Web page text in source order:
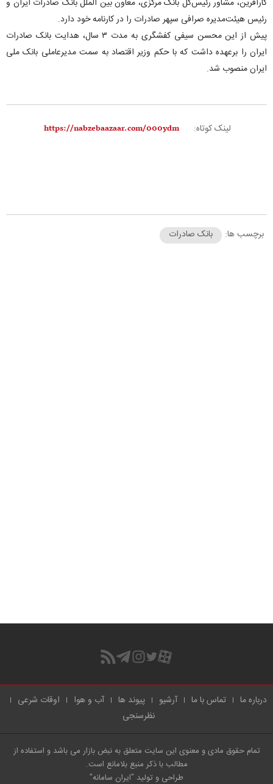
کارآفرین، مشاور رئیس‌کل بانک مرکزی، معاون بین الملل بانک صادرات ایران و
رئیس هیئت‌مدیره صرافی سپهر صادرات را در کارنامه خود دارد.
پیش از این محسن سیفی کفشگری به مدت ۳ سال، هدایت بانک صادرات
ایران را برعهده داشت که با حکم وزیر اقتصاد به سمت مدیرعاملی بانک ملی
ایران منصوب شد.
لینک کوتاه:
برچسب ها: بانک صادرات
درباره ما تماس با ما آرشیو پیوند ها آب و هوا
اوقات شرعی
نظرسنجی
تمام حقوق مادی و معنوی این سایت متعلق به نبض بازار می باشد و استفاده از
مطالب با ذکر منبع بلامانع است.
طراحی و تولید "ایران سامانه"